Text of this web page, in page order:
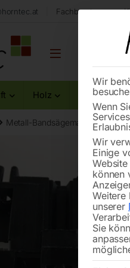
Fachberatung aus
Holz Metall
Metall-Bandsägemaschinen
Wir
Wenn
Wir
Einige
können
Weitere
unserer
Sie